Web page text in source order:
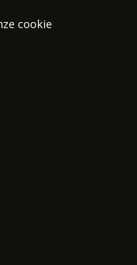
cookie